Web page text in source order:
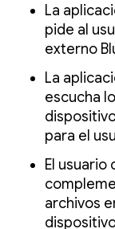
La
pide al
externo
La
escucha
para el
El
archivos